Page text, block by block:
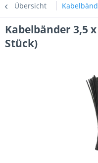
Übersicht
Kabelbänder 3,5
Stück)